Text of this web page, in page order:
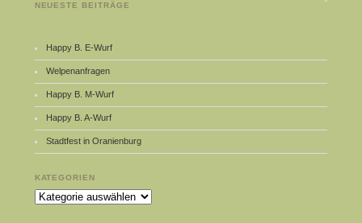
NEUESTE BEITRÄGE
Happy B. E-Wurf
Welpenanfragen
Happy B. M-Wurf
Happy B. A-Wurf
Stadtfest in Oranienburg
KATEGORIEN
Kategorien